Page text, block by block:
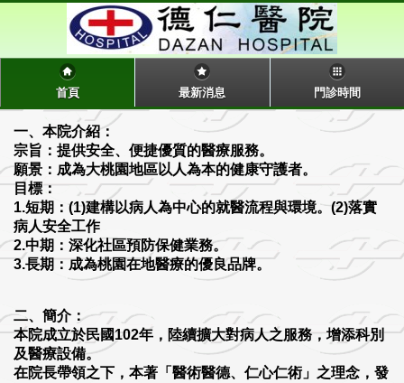
首頁 最新消息 門診時間
一、本院介紹：
宗旨：提供安全、便捷優質的醫療服務。
願景：成為大桃園地區以人為本的健康守護者。
目標：
1.短期：(1)建構以病人為中心的就醫流程與環境。(2)落實
病人安全工作
2.中期：深化社區預防保健業務。
3.長期：成為桃園在地醫療的優良品牌。
二、簡介：
本院成立於民國102年，陸續擴大對病人之服務，增添科別
及醫療設備。
在院長帶領之下，本著「醫術醫德、仁心仁術」之理念，發